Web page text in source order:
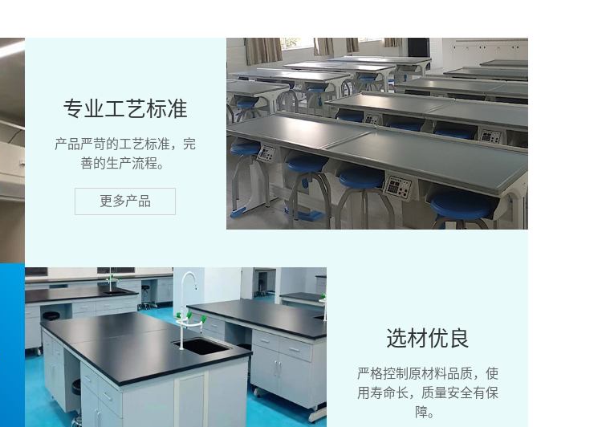
专业工艺标准
产品严苛的工艺标准，完
善的生产流程。
更多产品
选材优良
严格控制原材料品质，使
用寿命长，质量安全有保
障。